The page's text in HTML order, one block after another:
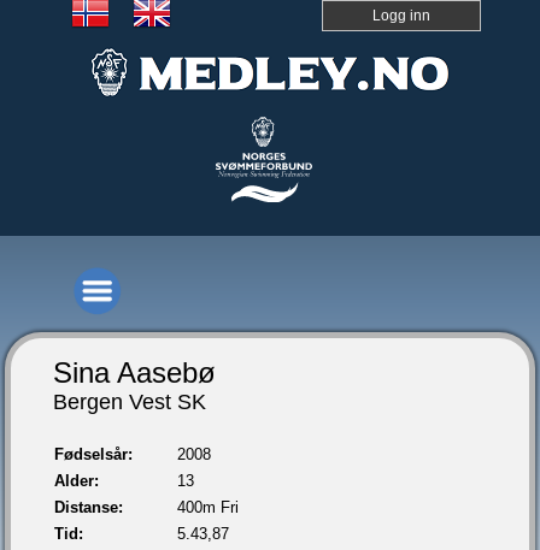
Logg inn
Sina Aasebø
Bergen Vest SK
Fødselsår:
2008
Alder:
13
Distanse:
400m Fri
Tid:
5.43,87